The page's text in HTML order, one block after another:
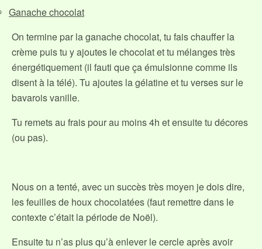
Ganache chocolat
On termine par la ganache chocolat, tu fais chauffer la
crème puis tu y ajoutes le chocolat et tu mélanges très
énergétiquement (il fauti que ça émulsionne comme ils
disent à la télé). Tu ajoutes la gélatine et tu verses sur le
bavarois vanille.
Tu remets au frais pour au moins 4h et ensuite tu décores
(ou pas).
Nous on a tenté, avec un succès très moyen je dois dire,
les feuilles de houx chocolatées (faut remettre dans le
contexte c’était la période de Noël).
Ensuite tu n’as plus qu’à enlever le cercle après avoir